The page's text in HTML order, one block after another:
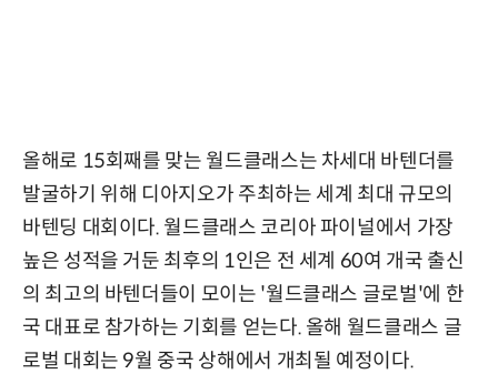
올해로 15회째를 맞는 월드클래스는 차세대 바텐더를
발굴하기 위해 디아지오가 주최하는 세계 최대 규모의
바텐딩 대회이다. 월드클래스 코리아 파이널에서 가장
높은 성적을 거둔 최후의 1인은 전 세계 60여 개국 출신
의 최고의 바텐더들이 모이는 '월드클래스 글로벌'에 한
국 대표로 참가하는 기회를 얻는다. 올해 월드클래스 글
로벌 대회는 9월 중국 상해에서 개최될 예정이다.